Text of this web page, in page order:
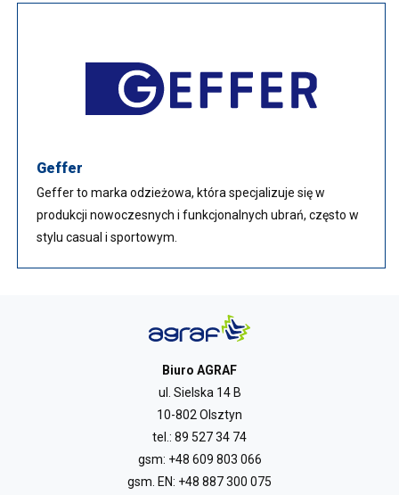
Geffer
Geffer to marka odzieżowa, która specjalizuje się w
produkcji nowoczesnych i funkcjonalnych ubrań, często w
stylu casual i sportowym.
Biuro AGRAF
ul. Sielska 14 B
10-802 Olsztyn
tel.: 89 527 34 74
gsm: +48 609 803 066
gsm. EN: +48 887 300 075